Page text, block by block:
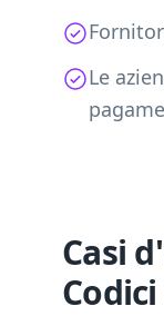
Le
Casi
Codici